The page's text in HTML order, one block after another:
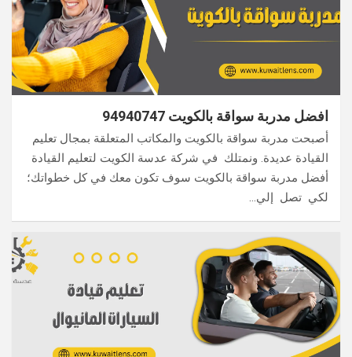
افضل مدربة سواقة بالكويت 94940747
أصبحت مدربة سواقة بالكويت والمكاتب المتعلقة بمجال تعليم
القيادة عديدة. ونمتلك في شركة عدسة الكويت لتعليم القيادة
أفضل مدربة سواقة بالكويت سوف تكون معك في كل خطواتك؛
لكي تصل إلي…